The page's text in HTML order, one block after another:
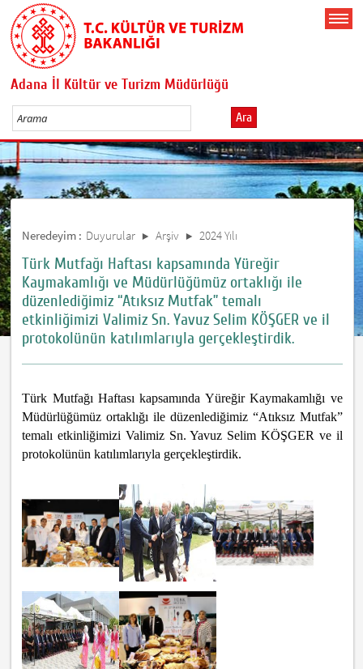
Adana İl Kültür ve Turizm Müdürlüğü
Ara
Neredeyim : Duyurular Arşiv 2024 Yılı
Türk Mutfağı Haftası kapsamında Yüreğir
Kaymakamlığı ve Müdürlüğümüz ortaklığı ile
düzenlediğimiz “Atıksız Mutfak” temalı
etkinliğimizi Valimiz Sn. Yavuz Selim KÖŞGER ve il
protokolünün katılımlarıyla gerçekleştirdik.
Türk Mutfağı Haftası kapsamında Yüreğir Kaymakamlığı ve
Müdürlüğümüz ortaklığı ile düzenlediğimiz “Atıksız Mutfak”
temalı etkinliğimizi Valimiz Sn. Yavuz Selim KÖŞGER ve il
protokolünün katılımlarıyla gerçekleştirdik.